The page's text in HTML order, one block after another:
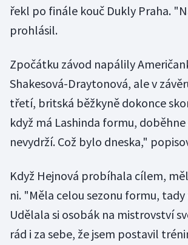
řekl po finále kouč Dukly Praha.
prohlásil.
Zpočátku závod napálily
Shakesová-Draytonová, ale v
třetí, britská běžkyně dokonce
když má Lashinda formu,
nevydrží. Což bylo dneska,"
Když Hejnová probíhala cílem,
ni. "Měla celou sezonu formu,
Udělala si osobák na mistrovství
rád i za sebe, že jsem postavil